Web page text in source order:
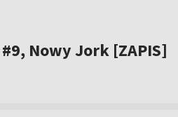
Nowy Jork [ZAPIS]